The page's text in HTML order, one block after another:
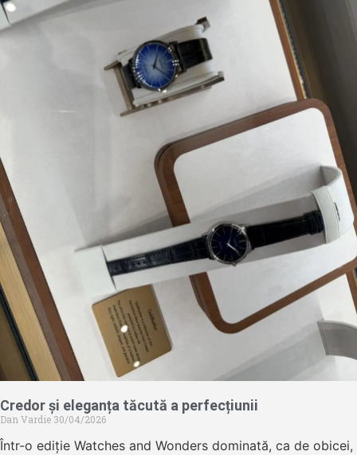
Credor și eleganța tăcută a perfecțiunii
Dan Vardie 30/04/2026
Într-o ediție Watches and Wonders dominată, ca de obicei,